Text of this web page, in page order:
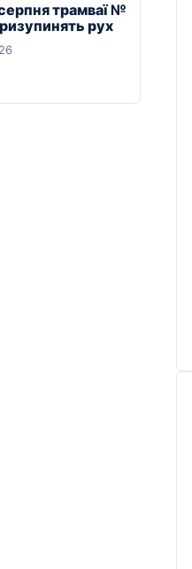
трамваї №
рух